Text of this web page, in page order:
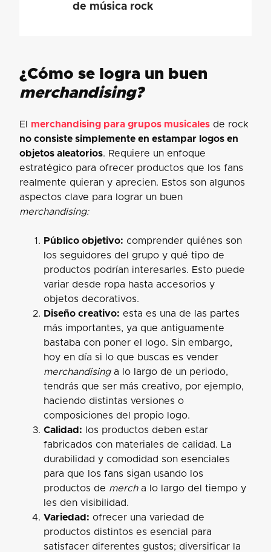
de música rock
¿Cómo se logra un buen
merchandising?
El merchandising para grupos musicales de rock
no consiste simplemente en estampar logos en
objetos aleatorios. Requiere un enfoque
estratégico para ofrecer productos que los fans
realmente quieran y aprecien. Estos son algunos
aspectos clave para lograr un buen
merchandising:
Público objetivo: comprender quiénes son
los seguidores del grupo y qué tipo de
productos podrían interesarles. Esto puede
variar desde ropa hasta accesorios y
objetos decorativos.
Diseño creativo: esta es una de las partes
más importantes, ya que antiguamente
bastaba con poner el logo. Sin embargo,
hoy en día si lo que buscas es vender
merchandisinga lo largo de un periodo,
tendrás que ser más creativo, por ejemplo,
haciendo distintas versiones o
composiciones del propio logo.
Calidad: los productos deben estar
fabricados con materiales de calidad. La
durabilidad y comodidad son esenciales
para que los fans sigan usando los
productos de mercha lo largo del tiempo y
les den visibilidad.
Variedad: ofrecer una variedad de
productos distintos es esencial para
satisfacer diferentes gustos; diversificar la